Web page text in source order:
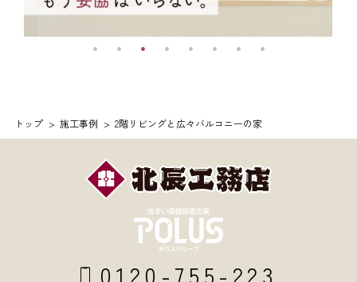
トップ 施工事例 2階リビングと広々バルコニーの家
0120-755-223